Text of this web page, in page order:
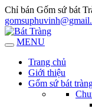
Chỉ bán Gốm sứ bát
MENU
Trang chủ
Giới thiệu
Gốm sứ bát